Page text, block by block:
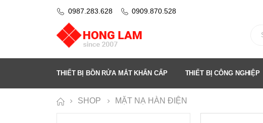
0987.283.628 0909.870.528
THIẾT BỊ BỒN RỬA MẮT KHẨN CẤP THIẾT BỊ CÔNG NGHIỆP
SHOP MẶT NẠ HÀN ĐIỆN